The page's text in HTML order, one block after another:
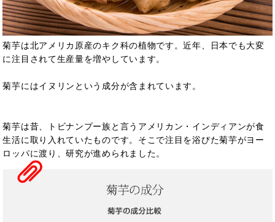
菊芋は北アメリカ原産のキク科の植物です。近年、日本でも大変
に注目されて生産量を増やしています。
菊芋にはイヌリンという成分が含まれています。
菊芋は昔、トビナンプー族と言うアメリカン・インディアンが食
生活に取り入れていたものです。そこで注目を浴びた菊芋がヨー
ロッパに渡り、研究が進められました。